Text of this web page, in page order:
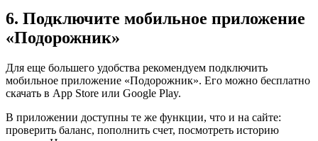
6. Подключите мобильное приложение
«Подорожник»
Для еще большего удобства рекомендуем подключить
мобильное приложение «Подорожник». Его можно бесплатно
скачать в App Store или Google Play.
В приложении доступны те же функции, что и на сайте:
проверить баланс, пополнить счет, посмотреть историю